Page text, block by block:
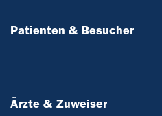
Patienten & Besucher
Ärzte & Zuweiser